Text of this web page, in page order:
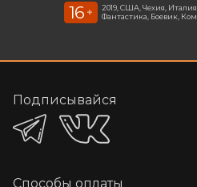
16 +
2019, США, Чехия, Италия
Фантастика, Боевик,
Подписывайся
Способы оплаты